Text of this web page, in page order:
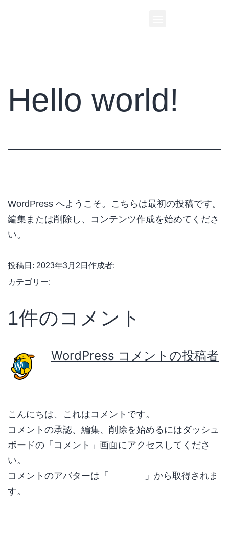
Hello world!
WordPress へようこそ。こちらは最初の投稿です。
編集または削除し、コンテンツ作成を始めてくださ
い。
投稿日: 2023年3月2日 作成者:
カテゴリー:
1件のコメント
WordPress コメントの投稿者
こんにちは、これはコメントです。
コメントの承認、編集、削除を始めるにはダッシュ
ボードの「コメント」画面にアクセスしてくださ
い。
コメントのアバターは「
」から取得されま
す。